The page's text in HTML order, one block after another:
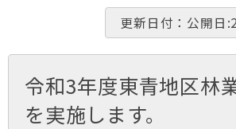
更新日付：公開日
令和3年度東青地区林
を実施します。